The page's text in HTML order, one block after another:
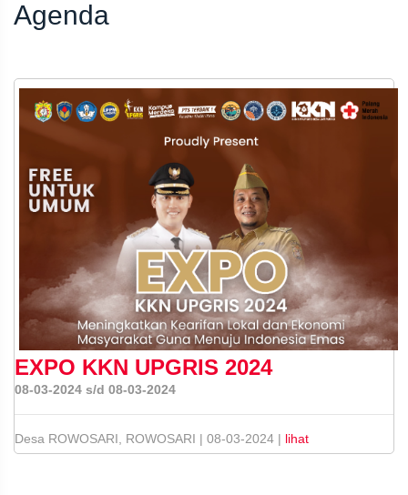
Agenda
EXPO KKN UPGRIS 2024
08-03-2024 s/d 08-03-2024
Desa ROWOSARI, ROWOSARI | 08-03-2024 | lihat